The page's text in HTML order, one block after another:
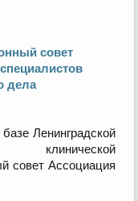
совет
дела
Ленинградской
клинической
совет Ассоциация